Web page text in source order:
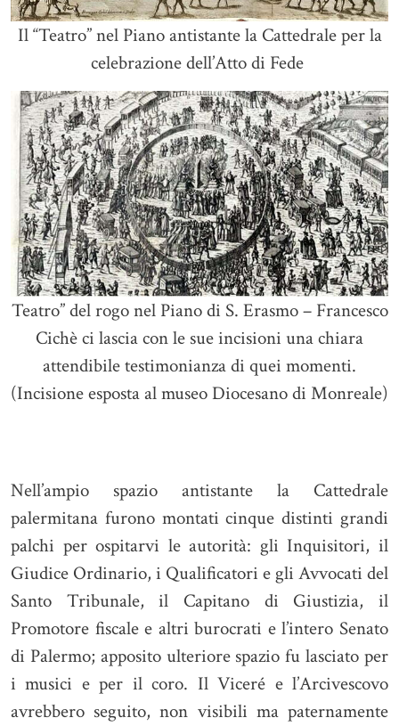
Il “Teatro” nel Piano antistante la Cattedrale per la
celebrazione dell’Atto di Fede
Teatro” del rogo nel Piano di S. Erasmo – Francesco
Cichè ci lascia con le sue incisioni una chiara
attendibile testimonianza di quei momenti.
(Incisione esposta al museo Diocesano di Monreale)
Nell’ampio spazio antistante la Cattedrale
palermitana furono montati cinque distinti grandi
palchi per ospitarvi le autorità: gli Inquisitori, il
Giudice Ordinario, i Qualificatori e gli Avvocati del
Santo Tribunale, il Capitano di Giustizia, il
Promotore fiscale e altri burocrati e l’intero Senato
di Palermo; apposito ulteriore spazio fu lasciato per
i musici e per il coro. Il Viceré e l’Arcivescovo
avrebbero seguito, non visibili ma paternamente